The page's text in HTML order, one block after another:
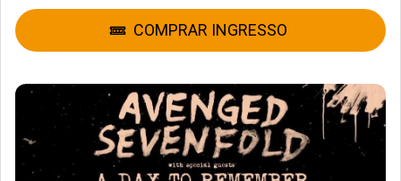
COMPRAR INGRESSO